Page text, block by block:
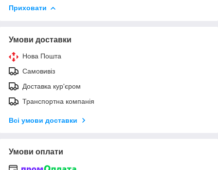
Приховати
Умови доставки
Нова Пошта
Самовивіз
Доставка кур'єром
Транспортна компанія
Всі умови доставки
Умови оплати